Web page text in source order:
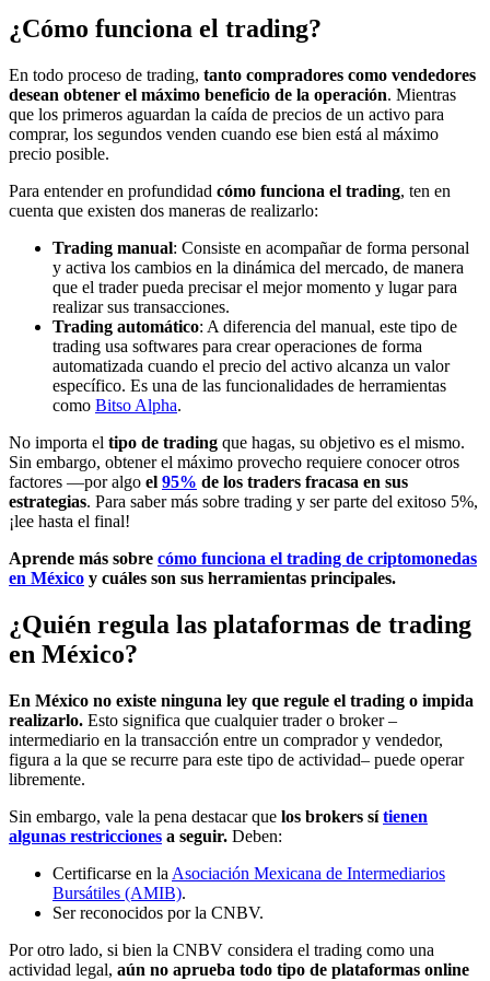
¿Cómo funciona el trading?
En todo proceso de trading, tanto compradores como vendedores
desean obtener el máximo beneficio de la operación. Mientras
que los primeros aguardan la caída de precios de un activo para
comprar, los segundos venden cuando ese bien está al máximo
precio posible.
Para entender en profundidad cómo funciona el trading, ten en
cuenta que existen dos maneras de realizarlo:
Trading manual: Consiste en acompañar de forma personal
y activa los cambios en la dinámica del mercado, de manera
que el trader pueda precisar el mejor momento y lugar para
realizar sus transacciones.
Trading automático: A diferencia del manual, este tipo de
trading usa softwares para crear operaciones de forma
automatizada cuando el precio del activo alcanza un valor
específico. Es una de las funcionalidades de herramientas
como Bitso Alpha.
No importa el tipo de trading que hagas, su objetivo es el mismo.
Sin embargo, obtener el máximo provecho requiere conocer otros
factores —por algo el 95% de los traders fracasa en sus
estrategias. Para saber más sobre trading y ser parte del exitoso 5%,
¡lee hasta el final!
Aprende más sobre cómo funciona el trading de criptomonedas
en México y cuáles son sus herramientas principales.
¿Quién regula las plataformas de trading
en México?
En México no existe ninguna ley que regule el trading o impida
realizarlo. Esto significa que cualquier trader o broker –
intermediario en la transacción entre un comprador y vendedor,
figura a la que se recurre para este tipo de actividad– puede operar
libremente.
Sin embargo, vale la pena destacar que los brokers sí tienen
algunas restricciones a seguir. Deben:
Certificarse en la Asociación Mexicana de Intermediarios
Bursátiles (AMIB).
Ser reconocidos por la CNBV.
Por otro lado, si bien la CNBV considera el trading como una
actividad legal, aún no aprueba todo tipo de plataformas online